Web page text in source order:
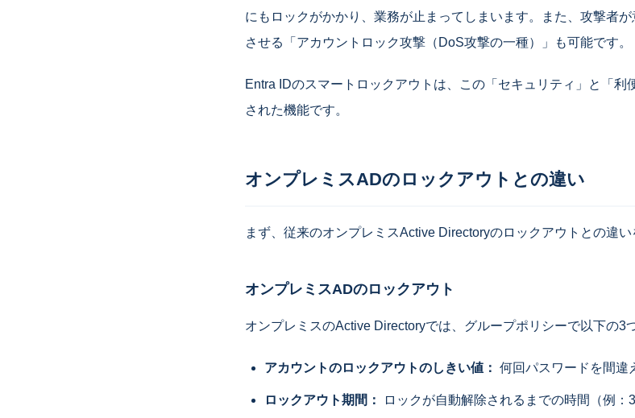
にもロックがかかり、業務が止まってしまいます。また、攻撃者
させる「アカウントロック攻撃（DoS攻撃の一種）」も可能です。
Entra IDのスマートロックアウトは、この「セキュリティ」と「利
された機能です。
オンプレミスADのロックアウトとの違い
まず、従来のオンプレミスActive Directoryのロックアウトとの違い
オンプレミスADのロックアウト
オンプレミスのActive Directoryでは、グループポリシーで以下の3
アカウントのロックアウトのしきい値： 何回パスワードを間違
ロックアウト期間：
ロックが自動解除されるまでの時間（例